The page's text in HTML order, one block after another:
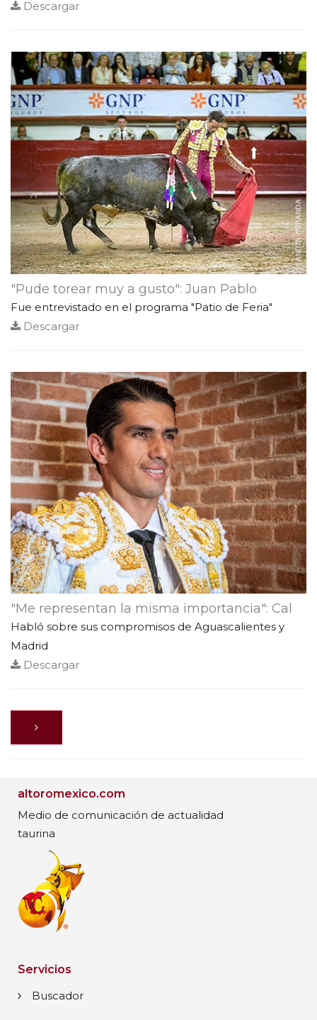
Descargar
"Pude torear muy a gusto": Juan Pablo
Fue entrevistado en el programa "Patio de Feria"
Descargar
"Me representan la misma importancia": Cal
Habló sobre sus compromisos de Aguascalientes y
Madrid
Descargar
altoromexico.com
Medio de comunicación de actualidad
taurina
Servicios
Buscador